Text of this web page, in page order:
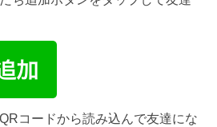
コードから読み込んで友達にな